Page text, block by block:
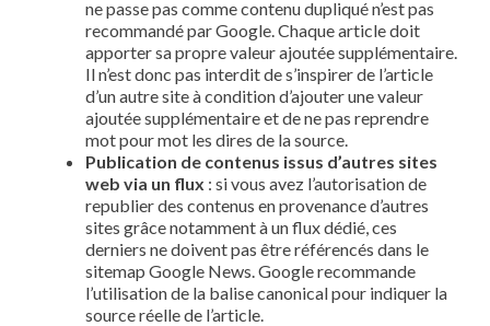
ne passe pas comme contenu dupliqué n’est pas
recommandé par Google. Chaque article doit
apporter sa propre valeur ajoutée supplémentaire.
Il n’est donc pas interdit de s’inspirer de l’article
d’un autre site à condition d’ajouter une valeur
ajoutée supplémentaire et de ne pas reprendre
mot pour mot les dires de la source.
Publication de contenus issus d’autres sites
web via un flux : si vous avez l’autorisation de
republier des contenus en provenance d’autres
sites grâce notamment à un flux dédié, ces
derniers ne doivent pas être référencés dans le
sitemap Google News. Google recommande
l’utilisation de la balise canonical pour indiquer la
source réelle de l’article.